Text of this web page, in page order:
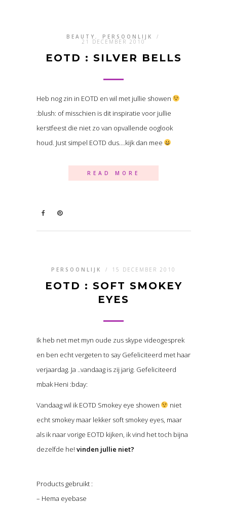
BEAUTY , PERSOONLIJK /
21 DECEMBER 2010
EOTD : SILVER BELLS
Heb nog zin in EOTD en wil met jullie showen
:blush: of misschien is dit inspiratie voor jullie
kerstfeest die niet zo van opvallende ooglook
houd. Just simpel EOTD dus….kijk dan mee
READ MORE
PERSOONLIJK / 15 DECEMBER 2010
EOTD : SOFT SMOKEY
EYES
Ik heb net met myn oude zus skype videogesprek
en ben echt vergeten to say Gefeliciteerd met haar
verjaardag. Ja ..vandaag is zij jarig. Gefeliciteerd
mbak Heni :bday:
Vandaag wil ik EOTD Smokey eye showen
niet
echt smokey maar lekker soft smokey eyes, maar
als ik naar vorige EOTD kijken, ik vind het toch bijna
dezelfde he! vinden jullie niet?
Products gebruikt :
– Hema eyebase